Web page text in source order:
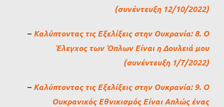
(συνέντευξη 12/10/2022)
– Καλύπτοντας τις Εξελίξεις στην Ουκρανία: 8. Ο
Έλεγχος των Όπλων Είναι η Δουλειά μου
(συνέντευξη 1/7/2022)
– Καλύπτοντας τις Εξελίξεις στην Ουκρανία: 9. Ο
Ουκρανικός Εθνικισμός Είναι Απλώς ένας